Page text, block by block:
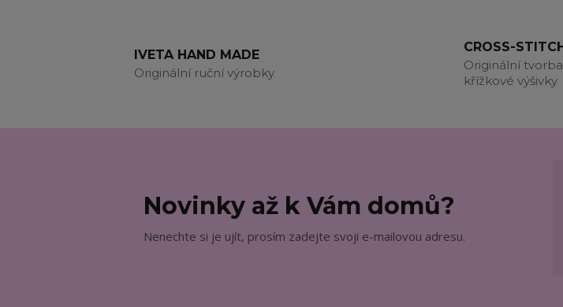
IVETA HAND MADE
Originální ruční výrobky
CROSS-
Originální
křížkové výšivky
Novinky až k Vám domů?
Nenechte si je ujít, prosím zadejte svoji e-mailovou adresu.